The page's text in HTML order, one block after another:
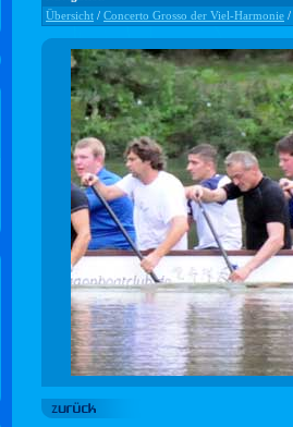
Übersicht / Concerto Grosso der Viel-Harmonie /